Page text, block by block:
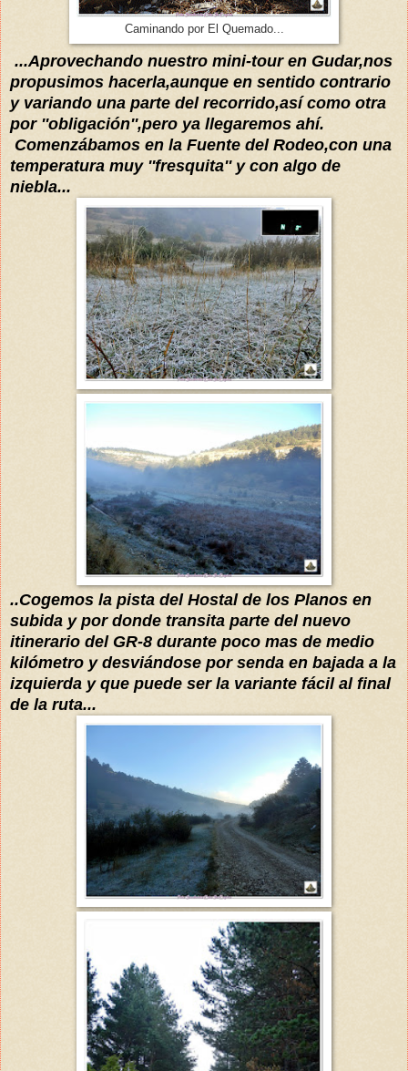
Caminando por El Quemado...
...Aprovechando nuestro mini-tour en Gudar,nos
propusimos hacerla,aunque en sentido contrario
y variando una parte del recorrido,así como otra
por ''obligación'',pero ya llegaremos ahí.
Comenzábamos en la Fuente del Rodeo,con una
temperatura muy ''fresquita'' y con algo de
niebla...
..Cogemos la pista del Hostal de los Planos en
subida y por donde transita parte del nuevo
itinerario del GR-8 durante poco mas de medio
kilómetro y desviándose por senda en bajada a la
izquierda y que puede ser la variante fácilal final
de la ruta...